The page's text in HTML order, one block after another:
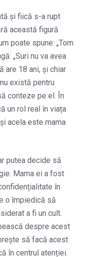
și fiică s-a rupt
această figură
poate spune: „Tom
„Suri nu va avea
are 18 ani, și chiar
există pentru
conteze pe el. În
un rol real în viața
acela este mama
putea decide să
Mama ei a fost
în
o împiedică să
a fi un cult.
despre acest
să facă acest
în centrul atenției.